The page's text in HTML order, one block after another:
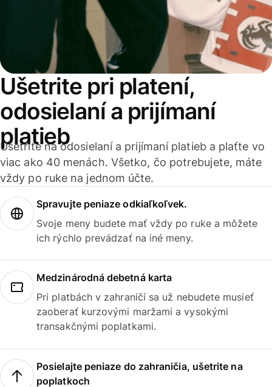
Ušetrite pri platení,
odosielaní a prijímaní
platieb
Ušetrite na odosielaní a prijímaní platieb a plaťte vo
viac ako 40 menách. Všetko, čo potrebujete, máte
vždy po ruke na jednom účte.
Spravujte peniaze odkiaľkoľvek.
Svoje meny budete mať vždy po ruke a môžete
ich rýchlo prevádzať na iné meny.
Medzinárodná debetná karta
Pri platbách v zahraničí sa už nebudete musieť
zaoberať kurzovými maržami a vysokými
transakčnými poplatkami.
Posielajte peniaze do zahraničia, ušetrite na
poplatkoch